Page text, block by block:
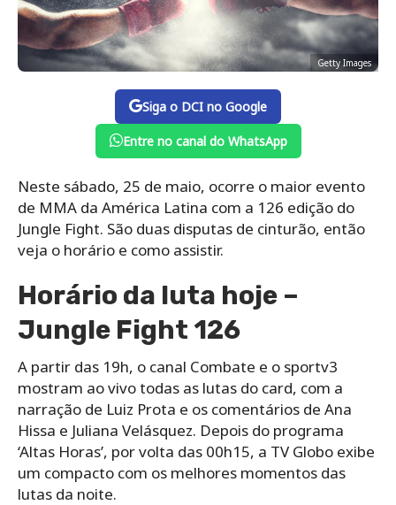
Getty Images
Siga o DCI no Google
Entre no canal do WhatsApp
Neste sábado, 25 de maio, ocorre o maior evento
de MMA da América Latina com a 126 edição do
Jungle Fight. São duas disputas de cinturão, então
veja o horário e como assistir.
Horário da luta hoje –
Jungle Fight 126
A partir das 19h, o canal Combate e o sportv3
mostram ao vivo todas as lutas do card, com a
narração de Luiz Prota e os comentários de Ana
Hissa e Juliana Velásquez. Depois do programa
‘Altas Horas’, por volta das 00h15, a TV Globo exibe
um compacto com os melhores momentos das
lutas da noite.